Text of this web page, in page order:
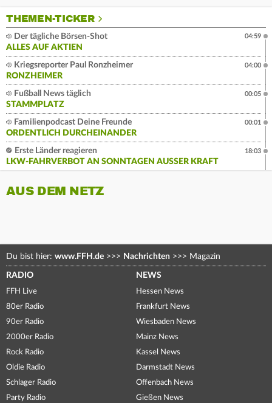
THEMEN-TICKER
Der tägliche Börsen-Shot
ALLES AUF AKTIEN
04:59
Kriegsreporter Paul Ronzheimer
RONZHEIMER
04:00
Fußball News täglich
STAMMPLATZ
00:05
Familienpodcast Deine Freunde
ORDENTLICH DURCHEINANDER
00:01
Erste Länder reagieren
LKW-FAHRVERBOT AN SONNTAGEN AUSSER KRAFT
18:03
AUS DEM NETZ
Du bist hier: www.FFH.de >>> Nachrichten >>> Magazin
RADIO
FFH Live
80er Radio
90er Radio
2000er Radio
Rock Radio
Oldie Radio
Schlager Radio
Party Radio
NEWS
Hessen News
Frankfurt News
Wiesbaden News
Mainz News
Kassel News
Darmstadt News
Offenbach News
Gießen News